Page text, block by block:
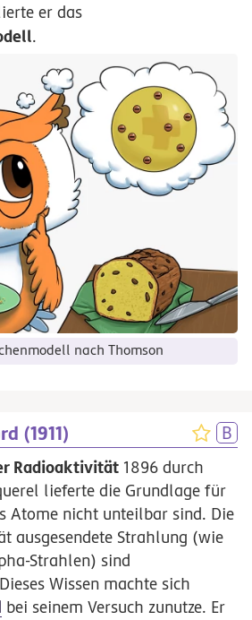
er das
.
nach Thomson
(1911)
Radioaktivität 1896 durch
lieferte die Grundlage für
Atome nicht unteilbar sind. Die
ausgesendete Strahlung (wie
Strahlen) sind
Wissen machte sich
bei seinem Versuch zunutze. Er